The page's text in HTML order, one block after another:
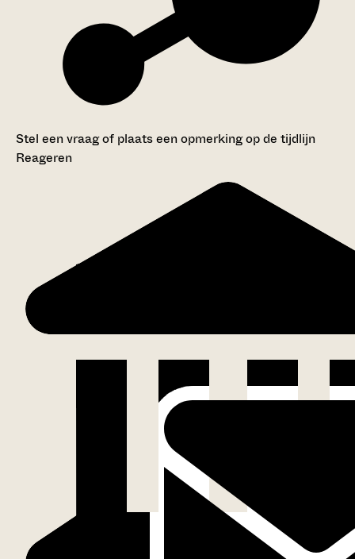
Stel een vraag of plaats een opmerking op de tijdlijn
Reageren